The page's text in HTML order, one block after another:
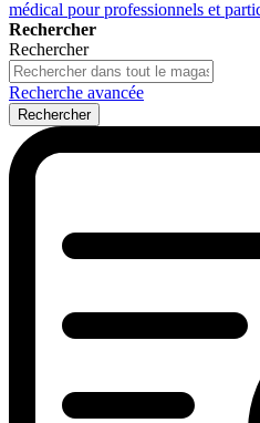
médical pour professionnels et
Rechercher
Rechercher
Recherche avancée
Rechercher